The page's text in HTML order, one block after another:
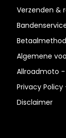
Verzenden &
Algemene
Allroadmoto -
Privacy Policy
Disclaimer